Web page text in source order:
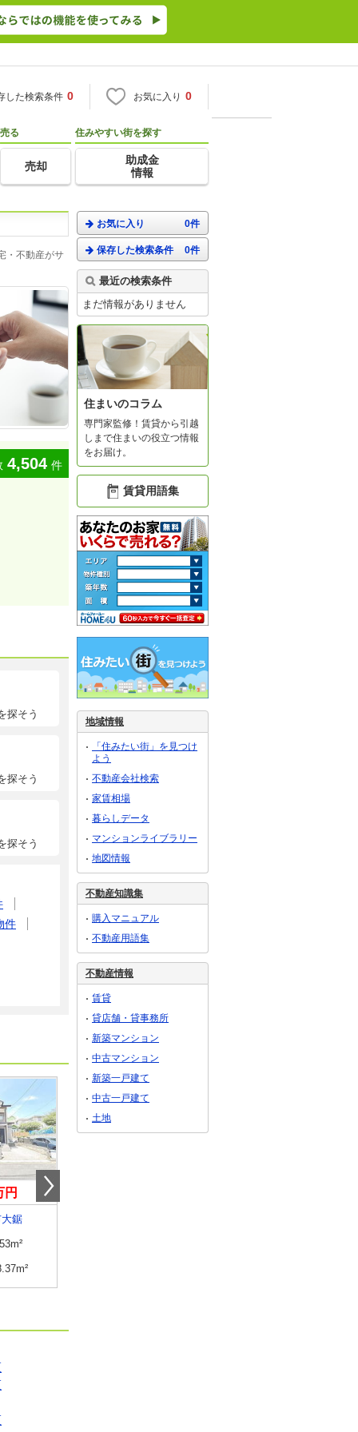
した検索条件 0 お気に入り 0
売る
売却
住みやすい街を探す
助成金
情報
・不動産がサ
4,504 件
探そう
探そう
探そう
件
円
鋸
お気に入り 0件
保存した検索条件 0件
最近の検索条件
まだ情報がありません
住まいのコラム
専門家監修！賃貸から引越
しまで住まいの役立つ情報
をお届け。
賃貸用語集
地域情報
「住みたい街」を見つけ
よう
不動産会社検索
家賃相場
暮らしデータ
マンションライブラリー
地図情報
不動産知識集
購入マニュアル
不動産用語集
不動産情報
賃貸
貸店舗・貸事務所
新築マンション
中古マンション
新築一戸建て
中古一戸建て
土地